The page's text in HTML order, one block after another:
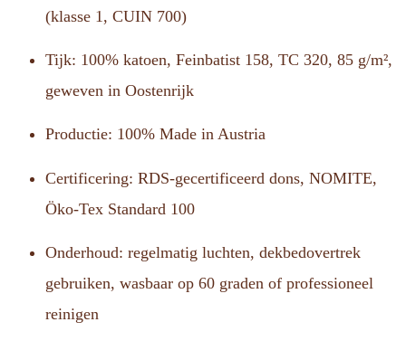
(klasse 1, CUIN 700)
Tijk: 100% katoen, Feinbatist 158, TC 320, 85 g/m²,
geweven in Oostenrijk
Productie: 100% Made in Austria
Certificering: RDS-gecertificeerd dons, NOMITE,
Öko-Tex Standard 100
Onderhoud: regelmatig luchten, dekbedovertrek
gebruiken, wasbaar op 60 graden of professioneel
reinigen